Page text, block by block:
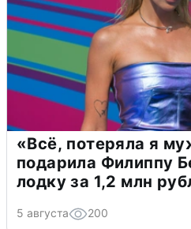
«Всё, потеряла я
подарила Филиппу
лодку за 1,2 млн
5 августа 200